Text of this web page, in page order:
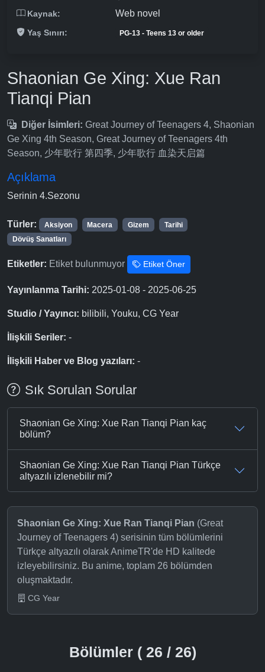
Kaynak: Web novel
Yaş Sınırı: PG-13 - Teens 13 or older
Shaonian Ge Xing: Xue Ran
Tianqi Pian
Diğer İsimleri: Great Journey of Teenagers 4, Shaonian
Ge Xing 4th Season, Great Journey of Teenagers 4th
Season, 少年歌行 第四季, 少年歌行 血染天启篇
Açıklama
Serinin 4.Sezonu
Türler: Aksiyon Macera Gizem
Tarihi
Dövüş Sanatları
Etiketler: Etiket bulunmuyor Etiket Öner
Yayınlanma Tarihi: 2025-01-08 - 2025-06-25
Studio / Yayıncı: bilibili, Youku, CG Year
İlişkili Seriler: -
İlişkili Haber ve Blog yazıları: -
Sık Sorulan Sorular
Shaonian Ge Xing: Xue Ran Tianqi Pian kaç
bölüm?
Shaonian Ge Xing: Xue Ran Tianqi Pian Türkçe
altyazılı izlenebilir mi?
Shaonian Ge Xing: Xue Ran Tianqi Pian (Great
Journey of Teenagers 4) serisinin tüm bölümlerini
Türkçe altyazılı olarak AnimeTR'de HD kalitede
izleyebilirsiniz. Bu anime, toplam 26 bölümden
oluşmaktadır.
CG Year
Bölümler ( 26 / 26)